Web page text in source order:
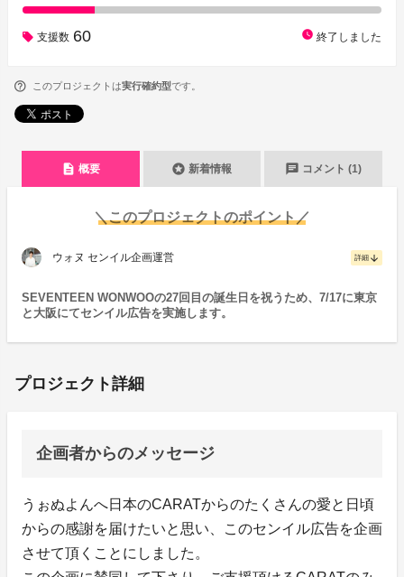
支援数 60 watch_later 終了しました
このプロジェクトは実行確約型です。
description 概要 stars 新着情報 chat コメント (1)
＼このプロジェクトのポイント／
ウォヌ センイル企画運営 詳細 arrow_downward
SEVENTEEN WONWOOの27回目の誕生日を祝うため、7/17に東京
と大阪にてセンイル広告を実施します。
プロジェクト詳細
企画者からのメッセージ
うぉぬよんへ日本のCARATからのたくさんの愛と日頃
からの感謝を届けたいと思い、このセンイル広告を企画
させて頂くことにしました。